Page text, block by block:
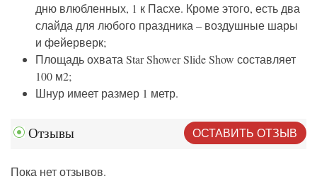
дню влюбленных, 1 к Пасхе. Кроме этого, есть два
слайда для любого праздника – воздушные шары
и фейерверк;
Площадь охвата Star Shower Slide Show составляет
100 м2;
Шнур имеет размер 1 метр.
Отзывы ОСТАВИТЬ ОТЗЫВ
Пока нет отзывов.